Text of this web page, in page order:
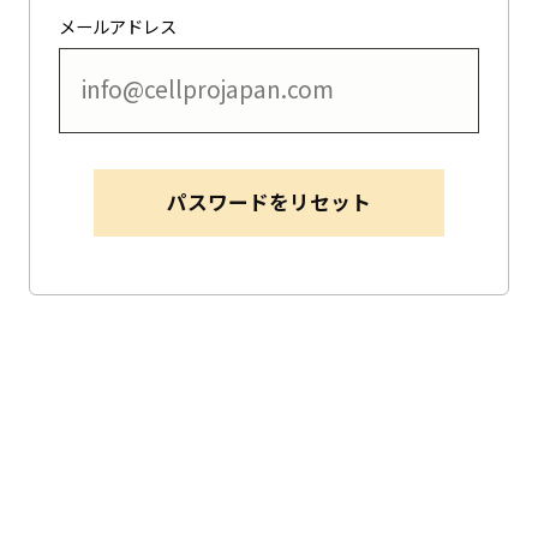
メールアドレス